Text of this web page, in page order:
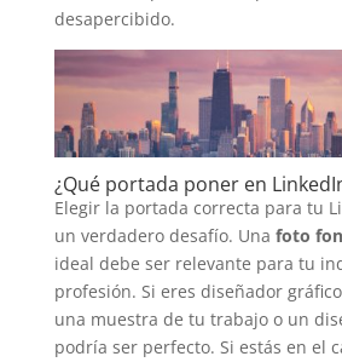
desapercibido.
¿Qué portada poner en
Elegir la portada correcta para tu
un verdadero desafío. Una foto
ideal debe ser relevante para tu
profesión. Si eres diseñador
una muestra de tu trabajo o un
podría ser perfecto. Si estás en el